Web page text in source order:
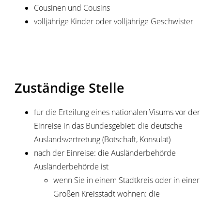
Cousinen und Cousins
volljährige Kinder oder volljährige Geschwister
Zuständige Stelle
für die Erteilung eines nationalen Visums vor der
Einreise in das Bundesgebiet: die deutsche
Auslandsvertretung (Botschaft, Konsulat)
nach der Einreise: die Ausländerbehörde
Ausländerbehörde ist
wenn Sie in einem Stadtkreis oder in einer
Großen Kreisstadt wohnen: die